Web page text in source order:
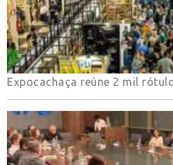
Expocachaça reúne 2 mil